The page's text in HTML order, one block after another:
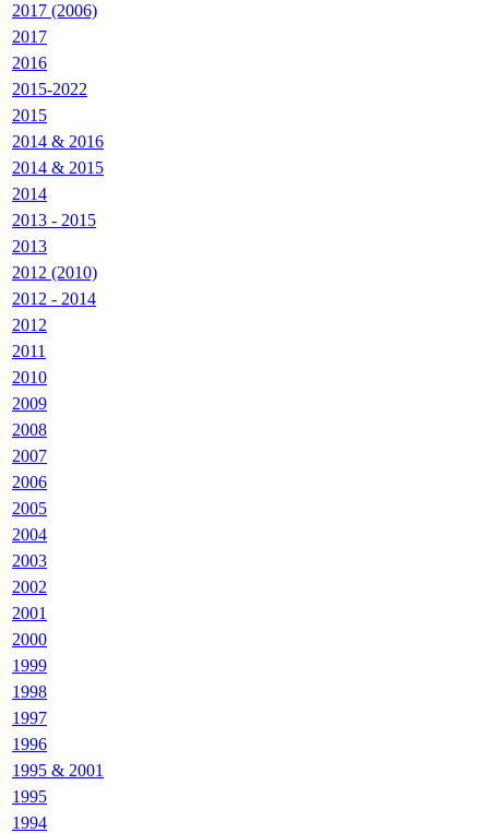
2017 (2006)
2017
2016
2015-2022
2015
2014 & 2016
2014 & 2015
2014
2013 - 2015
2013
2012 (2010)
2012 - 2014
2012
2011
2010
2009
2008
2007
2006
2005
2004
2003
2002
2001
2000
1999
1998
1997
1996
1995 & 2001
1995
1994